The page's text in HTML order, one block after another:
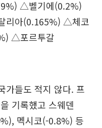
△벨기에(0.2%)
리아(0.165%) △체코
△포르투갈
가들도 적지 않다. 프
기록했고 스웨덴
멕시코(-0.8%) 등